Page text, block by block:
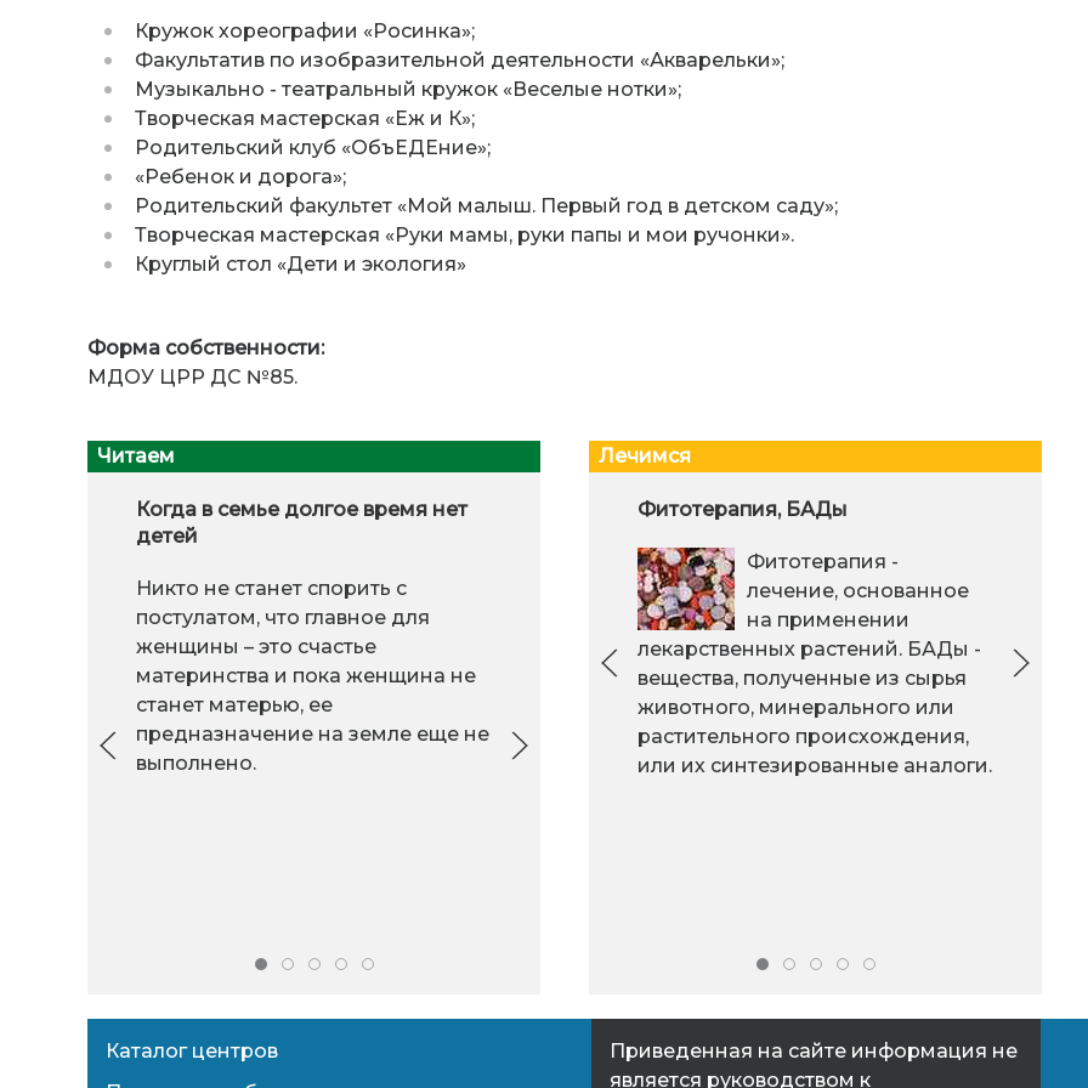
Кружок хореографии «Росинка»;
Факультатив по изобразительной деятельности «Акварельки»;
Музыкально - театральный кружок «Веселые нотки»;
Творческая мастерская «Еж и К»;
Родительский клуб «ОбъЕДЕние»;
«Ребенок и дорога»;
Родительский факультет «Мой малыш. Первый год в детском саду»;
Творческая мастерская «Руки мамы, руки папы и мои ручонки».
Круглый стол «Дети и экология»
Форма собственности:
МДОУ ЦРР ДС №85.
Читаем
Когда в семье долгое время нет
детей
Никто не станет спорить с
постулатом, что главное для
женщины – это счастье
материнства и пока женщина не
станет матерью, ее
предназначение на земле еще не
выполнено.
Основные направления лечения
На начальном этапе лечения
сахарного диабета 2 типа нужно
привести Ваш вес в норму путем
сбалансированного питания и
физических упражнений.
Лечимся
Фитотерапия, БАДы
Фитотерапия -
лечение, основанное
на применении
лекарственных растений. БАДы -
вещества, полученные из сырья
животного, минерального или
растительного происхождения,
или их синтезированные аналоги.
Каталог центров
Приведенная на сайте информация не
является руководством к